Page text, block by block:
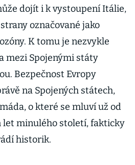
Senta
Čermáková
dojít i k vystoupení Itálie,
označované jako
K tomu je nezvykle
mezi Spojenými státy
Bezpečnost Evropy
na Spojených státech,
o které se mluví už od
let minulého století, fakticky
historik.